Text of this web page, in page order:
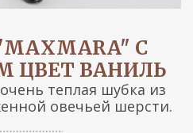
С
ЦВЕТ ВАНИЛЬ
теплая шубка из
овечьей шерсти.